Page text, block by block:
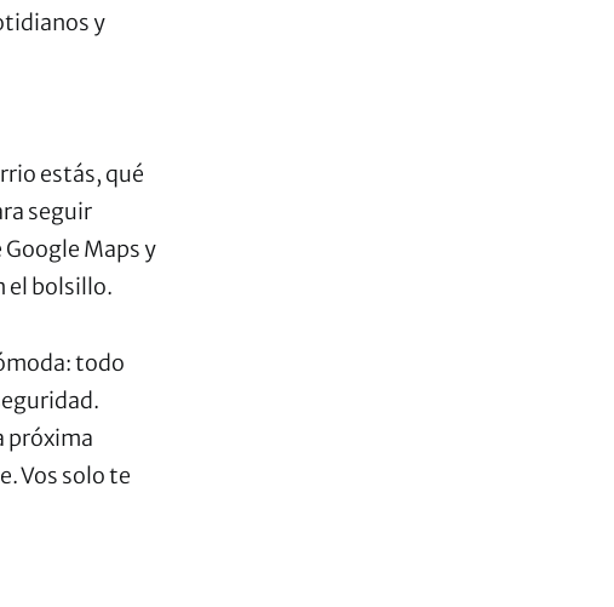
y
estás, qué
seguir
Maps y
el bolsillo.
todo
próxima
Vos solo te